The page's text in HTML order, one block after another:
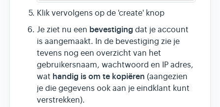
Klik vervolgens op de 'create' knop
Je ziet nu een bevestiging dat je account
is aangemaakt. In de bevestiging zie je
tevens nog een overzicht van het
gebruikersnaam, wachtwoord en IP adres,
wat handig is om te kopiëren (aangezien
je die gegevens ook aan je eindklant kunt
verstrekken).